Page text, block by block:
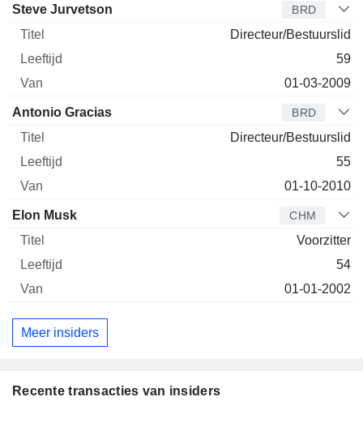
Bestuurder Titel
Steve Jurvetson BRD
Directeur/Bestuurslid
59
01-03-2009
Antonio Gracias BRD
Directeur/Bestuurslid
55
01-10-2010
Elon Musk CHM
Voorzitter
54
01-01-2002
Meer insiders
Recente transacties van insiders